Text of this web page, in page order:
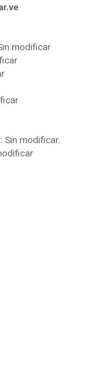
modificar
Sin modificar.